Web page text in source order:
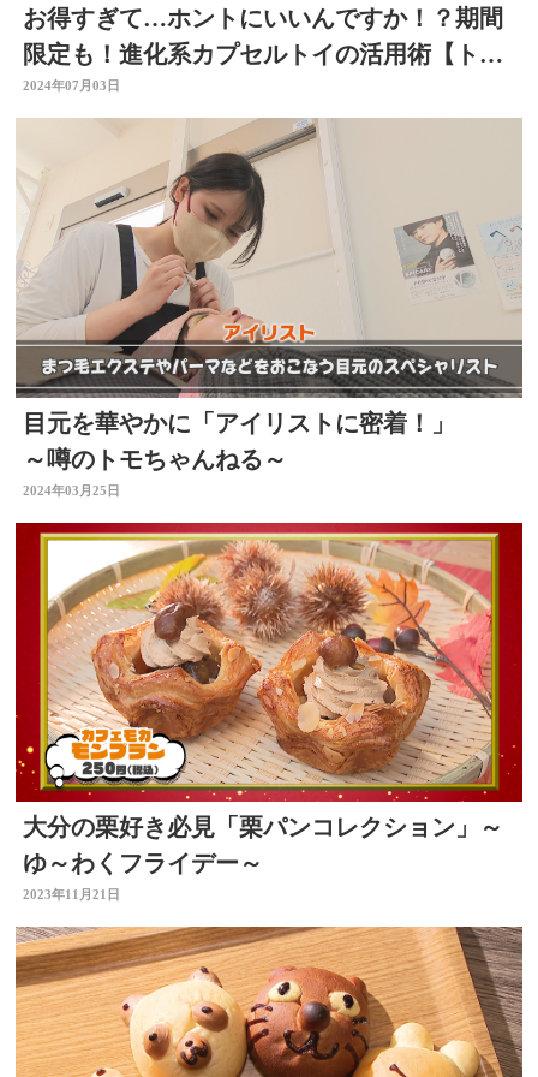
お得すぎて…ホントにいいんですか！？期間
限定も！進化系カプセルトイの活用術【トク
活】
2024年07月03日
目元を華やかに「アイリストに密着！」
～噂のトモちゃんねる～
2024年03月25日
大分の栗好き必見「栗パンコレクション」～
ゆ～わくフライデー～
2023年11月21日